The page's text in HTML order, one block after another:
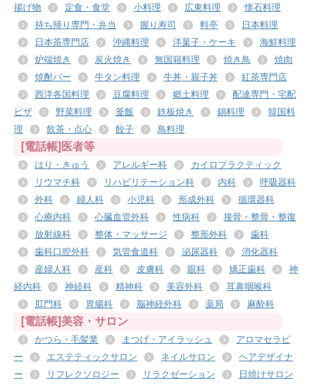
揚げ物
定食・食堂 小料理 広東料理
懐石料理
持ち帰り専門・弁当
握り寿司 料亭
日本料理
日本茶専門店
沖縄料理 洋菓子・ケーキ
海鮮料理
炉端焼き
炭火焼き 無国籍料理 焼き鳥
焼肉
焼酎バー
牛タン料理 牛丼・親子丼
紅茶専門店
西洋各国料理
豆腐料理 郷土料理
配達専門・宅配
ピザ
野菜料理 釜飯 鉄板焼き 鍋料理
韓国料
理
飲茶・点心 餃子 鳥料理
[電話帳]医者等
はり・きゅう アレルギー科
カイロプラクティック
リウマチ科
リハビリテーション科 内科
呼吸器科
外科
婦人科 小児科 形成外科
循環器科
心療内科
心臓血管外科 性病科
接骨・整骨・整復
放射線科
整体・マッサージ 整形外科
歯科
歯科口腔外科
気管食道科 泌尿器科
消化器科
産婦人科
産科 皮膚科 眼科 矯正歯科
神
経内科
神経科 精神科 美容外科
耳鼻咽喉科
肛門科
胃腸科 脳神経外科 薬局 麻酔科
[電話帳]美容・サロン
かつら・毛髪業 まつげ・アイラッシュ
アロマセラピ
ー
エステティックサロン ネイルサロン
ヘアデザイナ
ー
リフレクソロジー リラクゼーション
日焼けサロン